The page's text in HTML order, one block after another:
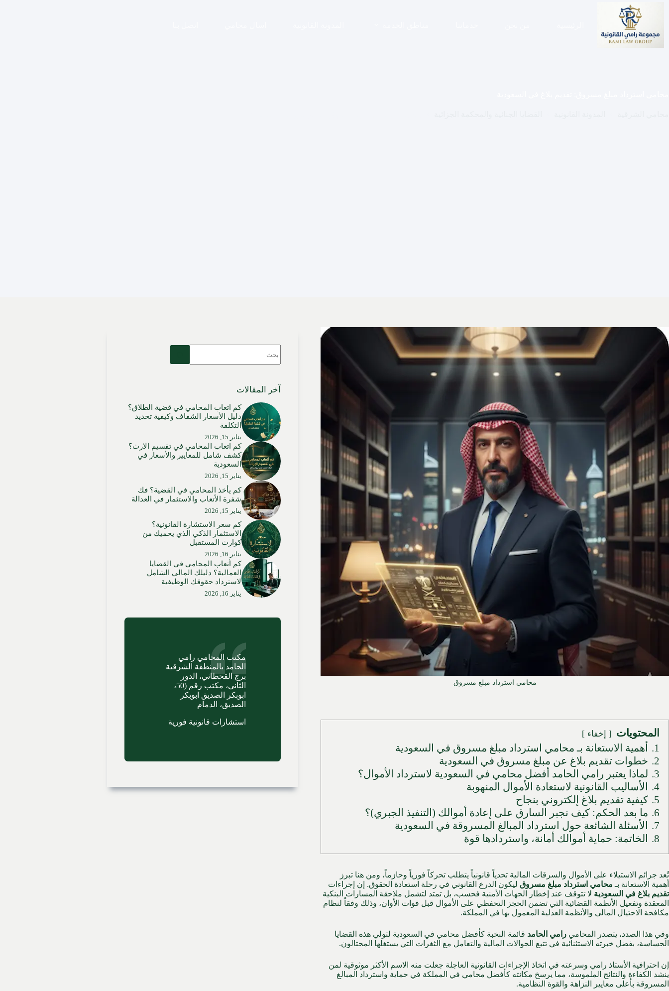
محامي استرداد مبلغ مسروق
المحتويات إخفاء
1.
أهمية الاستعانة بـ محامي استرداد مبلغ مسروق في السعودية
2.
خطوات تقديم بلاغ عن مبلغ مسروق في السعودية
3.
لماذا يعتبر رامي الحامد أفضل محامي في السعودية لاسترداد الأموال؟
4.
الأساليب القانونية لاستعادة الأموال المنهوبة
5. كيفية تقديم بلاغ إلكتروني بنجاح
6.
ما بعد الحكم: كيف نجبر السارق على إعادة أموالك (التنفيذ الجبري)؟
7.
الأسئلة الشائعة حول استرداد المبالغ المسروقة في السعودية
8.
الخاتمة: حماية أموالك أمانة، واستردادها قوة
تُعد جرائم الاستيلاء على الأموال والسرقات المالية تحدياً قانونياً يتطلب تحركاً فورياً وحازماً، ومن هنا تبرز
أهمية الاستعانة بـ محامي استرداد مبلغ مسروق ليكون الدرع القانوني في رحلة استعادة الحقوق. إن إجراءات
تقديم بلاغ في السعودية لا تتوقف عند إخطار الجهات الأمنية فحسب، بل تمتد لتشمل ملاحقة المسارات البنكية
المعقدة وتفعيل الأنظمة القضائية التي تضمن الحجز التحفظي على الأموال قبل فوات الأوان، وذلك وفقاً لنظام
مكافحة الاحتيال المالي والأنظمة العدلية المعمول بها في المملكة.
وفي هذا الصدد، يتصدر المحامي رامي الحامد قائمة النخبة كأفضل محامي في السعودية لتولي هذه القضايا
الحساسة، بفضل خبرته الاستثنائية في تتبع الحوالات المالية والتعامل مع الثغرات التي يستغلها المحتالون.
إن احترافية الأستاذ رامي وسرعته في اتخاذ الإجراءات القانونية العاجلة جعلت منه الاسم الأكثر موثوقية لمن
ينشد الكفاءة والنتائج الملموسة، مما يرسخ مكانته كأفضل محامي في المملكة في حماية واسترداد المبالغ
المسروقة بأعلى معايير النزاهة والقوة النظامية.
توجد
آخر المقالات
كم اتعاب المحامي في قضية الطلاق؟
دليل الأسعار الشفاف وكيفية تحديد
التكلفة
يناير 15, 2026
كم اتعاب المحامي في تقسيم الارث؟
كشف شامل للمعايير والأسعار في
السعودية
يناير 15, 2026
كم يأخذ المحامي في القضية؟ فك
شفرة الأتعاب والاستثمار في العدالة
يناير 15, 2026
كم سعر الاستشارة القانونية؟
الاستثمار الذكي الذي يحميك من
كوارث المستقبل
يناير 16, 2026
كم أتعاب المحامي في القضايا
العمالية؟ دليلك المالي الشامل
لاسترداد حقوقك الوظيفية
يناير 16, 2026
مكتب المحامي رامي
الحامد بالمنطقة الشرقية
برج القحطاني، الدور
الثاني، مكتب رقم (50،
ابوبكر الصديق ابوبكر
الصديق، الدمام
استشارات قانونية فورية